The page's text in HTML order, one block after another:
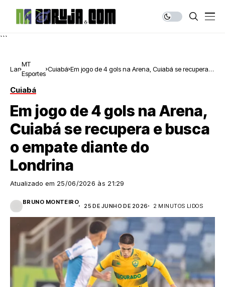
```
Lar
MT
Esportes
Cuiabá Em jogo de 4 gols na Arena, Cuiabá se recupera e
Cuiabá
Em jogo de 4 gols na Arena,
Cuiabá se recupera e busca
o empate diante do
Londrina
Atualizado em 25/06/2026 às 21:29
BRUNO MONTEIRO
25 DE JUNHO DE 2026 2 MINUTOS LIDOS